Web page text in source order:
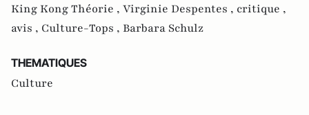
King Kong Théorie , Virginie Despentes , critique ,
avis , Culture-Tops , Barbara Schulz
THEMATIQUES
Culture